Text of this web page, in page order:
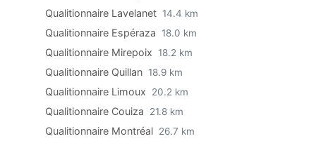
Qualitionnaire Lavelanet 14.4 km
Qualitionnaire Espéraza 18.0 km
Qualitionnaire Mirepoix 18.2 km
Qualitionnaire Quillan 18.9 km
Qualitionnaire Limoux 20.2 km
Qualitionnaire Couiza 21.8 km
Qualitionnaire Montréal 26.7 km